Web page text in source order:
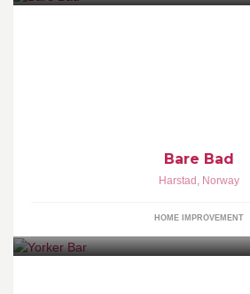
Bare Bad
Harstad , Norway
HOME IMPROVEMENT